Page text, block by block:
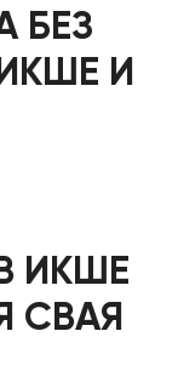
БЕЗ
И
ИКШЕ
СВАЯ